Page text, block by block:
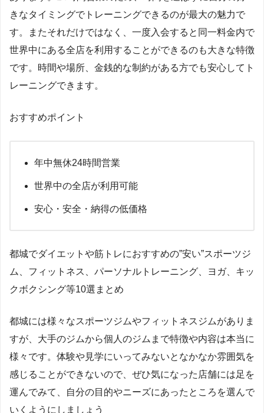
きなタイミングでトレーニングできるのが最大の魅力で
す。またそれだけではなく、一度入会すると同一料金内で
世界中にある全店を利用することができるのも大きな特徴
です。時間や場所、金銭的な制約がある方でも安心してト
レーニングできます。
おすすめポイント
年中無休24時間営業
世界中の全店が利用可能
安心・安全・納得の低価格
都城でダイエットや筋トレにおすすめの”安い”スポーツジ
ム、フィットネス、パーソナルトレーニング、ヨガ、キッ
クボクシング等10選まとめ
都城には様々なスポーツジムやフィットネスジムがありま
すが、大手のジムから個人のジムまで特徴や内容は本当に
様々です。体験や見学にいってみないとなかなか雰囲気を
感じることができないので、ぜひ気になった店舗には足を
運んでみて、自分の目的やニーズにあったところを選んで
いくようにしましょう